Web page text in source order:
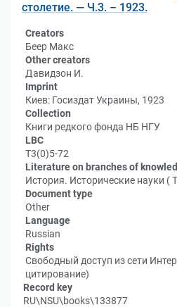
столетие. — Ч.3. – 1923.
Creators
Беер Макс
Other creators
Давидзон И.
Imprint
Киев: Госиздат Украины, 1923
Collection
Книги редкого фонда НБ НГУ
LBC
Т3(0)5-72
Literature on branches of
История. Исторические науки (
Document type
Other
Language
Russian
Rights
Свободный доступ из сети
цитирование)
Record key
RU\NSU\books\133877